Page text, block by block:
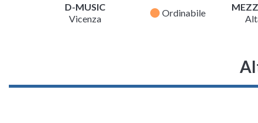
D-MUSIC
Vicenza
fiber_manual_record Ordinabile